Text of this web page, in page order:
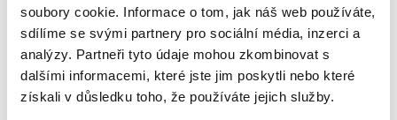
soubory cookie. Informace o tom, jak náš web používáte,
sdílíme se svými partnery pro sociální média, inzerci a
analýzy. Partneři tyto údaje mohou zkombinovat s
dalšími informacemi, které jste jim poskytli nebo které
získali v důsledku toho, že používáte jejich služby.
Přijďte se sami přesvědčit, stačí pouze zavolat a uvidíme se na
místě Váš Petr Revenda.
Mějte se fajn.
V případě více zájemců o nemovitost, si majitel vyhrazuje právo
prodat nemovitost zájemci s nejvyšší nabídkou.